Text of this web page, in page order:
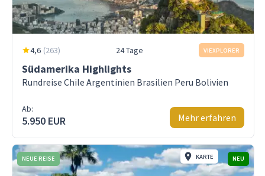
4,6 (263) 24 Tage VIEXPLORER
Südamerika Highlights
Rundreise Chile Argentinien Brasilien Peru Bolivien
Ab:
5.950 EUR Mehr erfahren
NEUE REISE KARTE NEU